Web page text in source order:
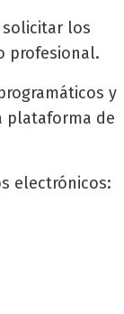
solicitar los
profesional.
y
plataforma de
electrónicos: